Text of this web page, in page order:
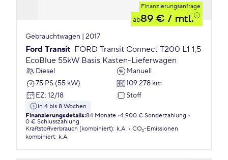
Finanzierungsanfrage
ab89 € / mtl.
Gebrauchtwagen | 2017
Ford Transit FORD Transit Connect T200 L1 1,5
EcoBlue 55kW Basis Kasten-Lieferwagen
Diesel
Manuell
75 PS (55 kW)
109.278 km
EZ: 12/18 Stoff
in 4 bis 8 Wochen
Finanzierungsdetails:84 Monate 4.900 € Sonderzahlung
0 € Schlusszahlung
Kraftstoffverbrauch (kombiniert): k.A.
CO₂-Emissionen
kombiniert: k.A.